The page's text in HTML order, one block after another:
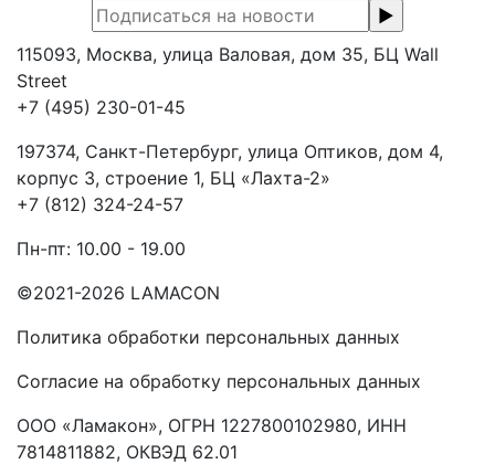
115093, Москва, улица Валовая, дом 35, БЦ Wall
Street
+7 (495) 230-01-45
197374, Санкт-Петербург, улица Оптиков, дом 4,
корпус 3, строение 1, БЦ «Лахта-2»
+7 (812) 324-24-57
Пн-пт: 10.00 - 19.00
©2021-2026 LAMACON
Политика обработки персональных данных
Согласие на обработку персональных данных
ООО «Ламакон», ОГРН 1227800102980, ИНН
7814811882, ОКВЭД 62.01